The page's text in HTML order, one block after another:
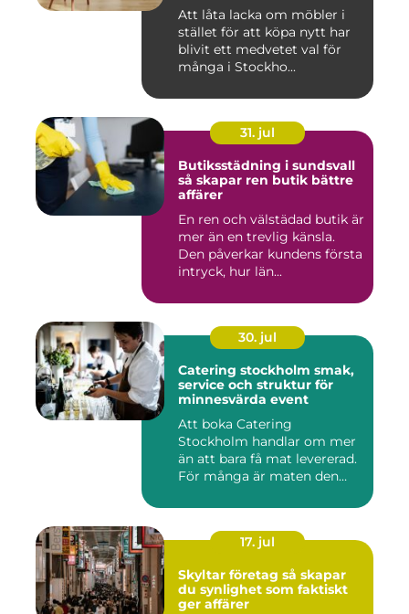
Att låta lacka om möbler i
stället för att köpa nytt har
blivit ett medvetet val för
många i Stockho...
31. jul
Butiksstädning i sundsvall
så skapar ren butik bättre
affärer
En ren och välstädad butik är
mer än en trevlig känsla.
Den påverkar kundens första
intryck, hur län...
30. jul
Catering stockholm smak,
service och struktur för
minnesvärda event
Att boka Catering
Stockholm handlar om mer
än att bara få mat levererad.
För många är maten den
17. jul
Skyltar företag så skapar
du synlighet som faktiskt
ger affärer